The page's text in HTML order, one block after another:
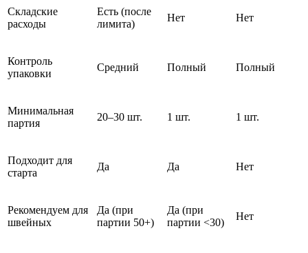
Складские
расходы
Есть (после
лимита)
Нет Нет
Контроль
упаковки
Средний Полный Полный
Минимальная
партия
20–30 шт. 1 шт. 1 шт.
Подходит для
старта
Да Да Нет
Рекомендуем для
швейных
Да (при
партии 50+)
Да (при
партии <30)
Нет